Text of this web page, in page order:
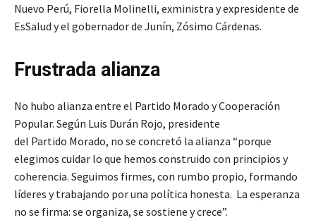
Nuevo Perú, Fiorella Molinelli, exministra y expresidente de
EsSalud y el gobernador de Junín, Zósimo Cárdenas.
Frustrada alianza
No hubo alianza entre el Partido Morado y Cooperación
Popular. Según Luis Durán Rojo, presidente
del Partido Morado, no se concretó la alianza “porque
elegimos cuidar lo que hemos construido con principios y
coherencia. Seguimos firmes, con rumbo propio, formando
líderes y trabajando por una política honesta. La esperanza
no se firma: se organiza, se sostiene y crece”.